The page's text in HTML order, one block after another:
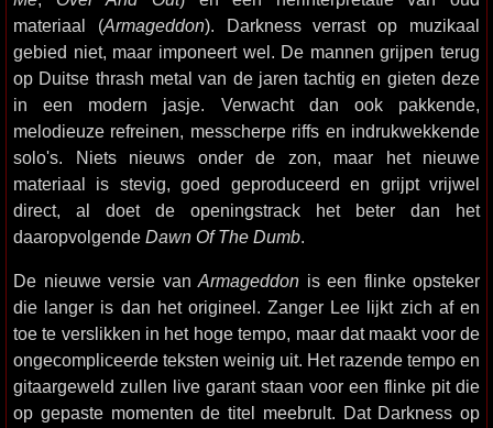
materiaal (Armageddon). Darkness verrast op muzikaal
gebied niet, maar imponeert wel. De mannen grijpen terug
op Duitse thrash metal van de jaren tachtig en gieten deze
in een modern jasje. Verwacht dan ook pakkende,
melodieuze refreinen, messcherpe riffs en indrukwekkende
solo's. Niets nieuws onder de zon, maar het nieuwe
materiaal is stevig, goed geproduceerd en grijpt vrijwel
direct, al doet de openingstrack het beter dan het
daaropvolgende Dawn Of The Dumb.
De nieuwe versie van Armageddon is een flinke opsteker
die langer is dan het origineel. Zanger Lee lijkt zich af en
toe te verslikken in het hoge tempo, maar dat maakt voor de
ongecompliceerde teksten weinig uit. Het razende tempo en
gitaargeweld zullen live garant staan voor een flinke pit die
op gepaste momenten de titel meebrult. Dat Darkness op